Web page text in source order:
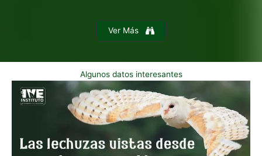
Ver Más
Algunos datos interesantes